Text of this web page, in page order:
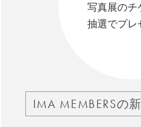
写真展のチ
抽選でプレ
IMA MEMBERSの